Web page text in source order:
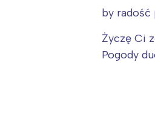
by radość
Życzę Ci
Pogody